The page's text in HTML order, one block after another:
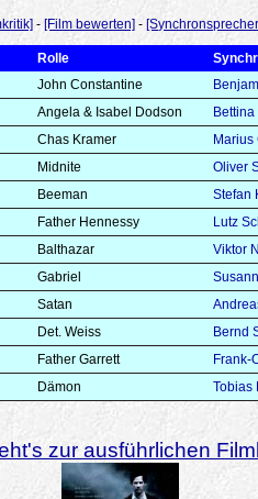
- [Film bewerten] -
Rolle
John Constantine
Angela & Isabel Dodson
Chas Kramer
Midnite
Oliver
Beeman
Stefan
Father Hennessy
Lutz
Balthazar
Viktor
Gabriel
Satan
Det. Weiss
Bernd
Father Garrett
Frank-
Dämon Tobias
zur ausführlichen